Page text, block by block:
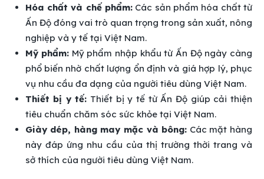
Hóa chất và chế phẩm:Các sản phẩm hóa chất từ
Ấn Độ đóng vai trò quan trọng trong sản xuất, nông
nghiệp và y tế tại Việt Nam.
Mỹ phẩm: Mỹ phẩm nhập khẩu từ Ấn Độ ngày càng
phổ biến nhờ chất lượng ổn định và giá hợp lý, phục
vụ nhu cầu đa dạng của người tiêu dùng Việt Nam.
Thiết bị y tế: Thiết bị y tế từ Ấn Độ giúp cải thiện
tiêu chuẩn chăm sóc sức khỏe tại Việt Nam.
Giày dép, hàng may mặc và bông: Các mặt hàng
này đáp ứng nhu cầu của thị trường thời trang và
sở thích của người tiêu dùng Việt Nam.